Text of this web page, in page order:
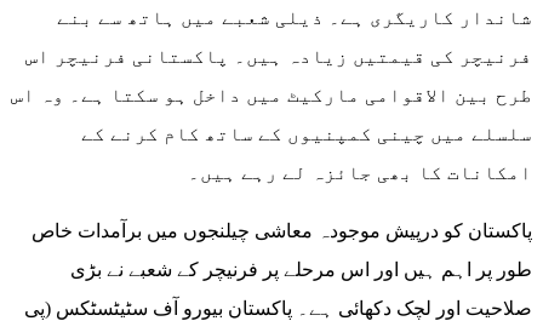
شاندار کاریگری ہے۔ ذیلی شعبے میں ہاتھ سے بنے
فرنیچر کی قیمتیں زیادہ ہیں۔ پاکستانی فرنیچر اس
طرح بین الاقوامی مارکیٹ میں داخل ہو سکتا ہے۔ وہ اس
سلسلے میں چینی کمپنیوں کے ساتھ کام کرنے کے
امکانات کا بھی جائزہ لے رہے ہیں۔
پاکستان کو درپیش موجودہ معاشی چیلنجوں میں برآمدات خاص
طور پر اہم ہیں اور اس مرحلے پر فرنیچر کے شعبے نے بڑی
صلاحیت اور لچک دکھائی ہے۔ پاکستان بیورو آف سٹیٹسٹکس (پی